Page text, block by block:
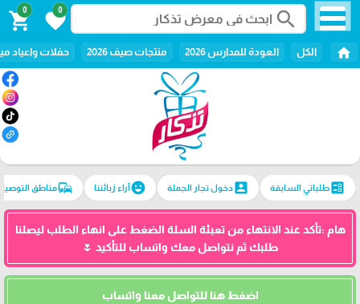
search
0
favorite
0
shopping_cart
home الكل العودة للمدارس 2026 منتجات صيف 2026 حفلات واعياد
ballotطلباتي السابقة account_boxدخول تجار الجملة emoji_emotionsآراء زبائننا commuteمناطق
هام :تأكد عند الانتهاء من تعبئة السلة الضغط على انهاء الطلب ليصلنا
طلبك ثم نتواصل معك واتساب للتأكيد 🌷
اضغط هنا للتواصل معنا واتساب